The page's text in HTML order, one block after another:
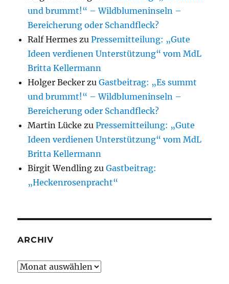
und brummt!“ – Wildblumeninseln –
Bereicherung oder Schandfleck?
Ralf Hermes zuPressemitteilung: „Gute
Ideen verdienen Unterstützung“ vom MdL
Britta Kellermann
Holger Becker zuGastbeitrag: „Es summt
und brummt!“ – Wildblumeninseln –
Bereicherung oder Schandfleck?
Martin Lücke zuPressemitteilung: „Gute
Ideen verdienen Unterstützung“ vom MdL
Britta Kellermann
Birgit Wendling zuGastbeitrag:
„Heckenrosenpracht“
ARCHIV
Archiv